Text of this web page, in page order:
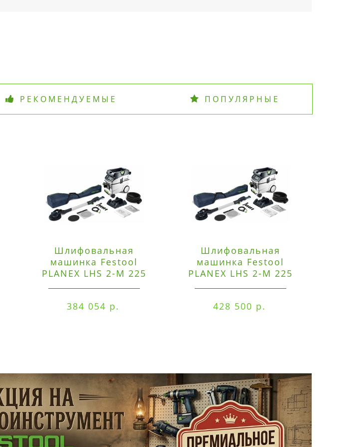
РЕКОМЕНДУЕМЫЕ ПОПУЛЯРНЫЕ
Шлифовальная
машинка Festool
PLANEX LHS 2-M 225
384 054 р.
Шлифовальная
машинка Festool
PLANEX LHS 2-M 225
428 500 р.